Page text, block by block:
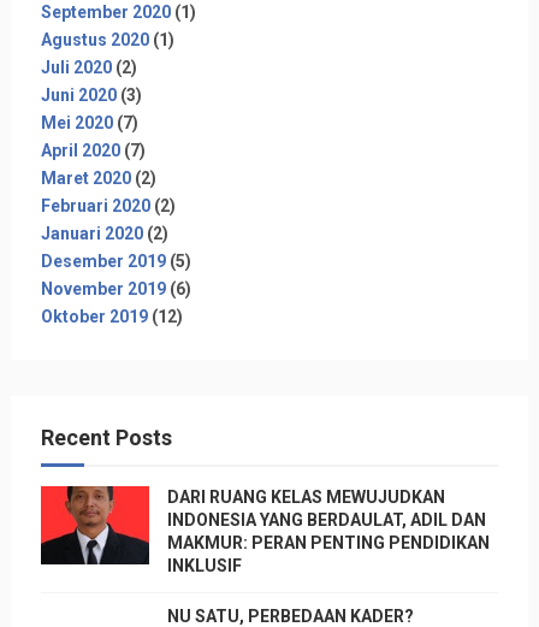
September 2020(1)
Agustus 2020(1)
Juli 2020(2)
Juni 2020(3)
Mei 2020(7)
April 2020(7)
Maret 2020(2)
Februari 2020(2)
Januari 2020(2)
Desember 2019(5)
November 2019(6)
Oktober 2019(12)
Recent Posts
DARI RUANG KELAS MEWUJUDKAN
INDONESIA YANG BERDAULAT, ADIL DAN
MAKMUR: PERAN PENTING PENDIDIKAN
INKLUSIF
NU SATU, PERBEDAAN KADER?